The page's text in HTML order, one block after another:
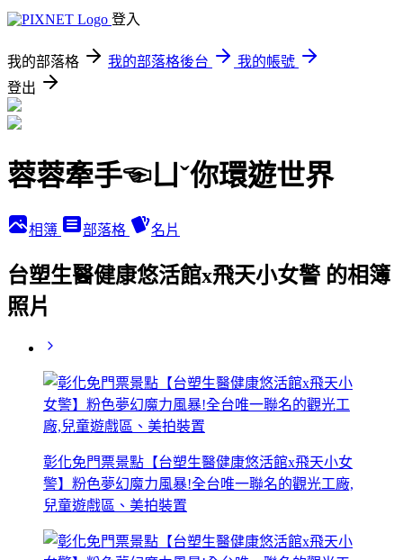
登入
我的部落格 我的部落格後台
我的帳號
登出
蓉蓉牽手☜ㄩˇ你環遊世界
相簿 部落格 名片
台塑生醫健康悠活館x飛天小女警 的相簿
照片
彰化免門票景點【台塑生醫健康悠活館x飛天小女
警】粉色夢幻魔力風暴!全台唯一聯名的觀光工廠,
兒童遊戲區、美拍裝置